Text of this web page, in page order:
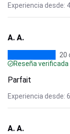
Experiencia desde:
A. A.
20
Reseña verificada
Parfait
Experiencia desde:
A. A.